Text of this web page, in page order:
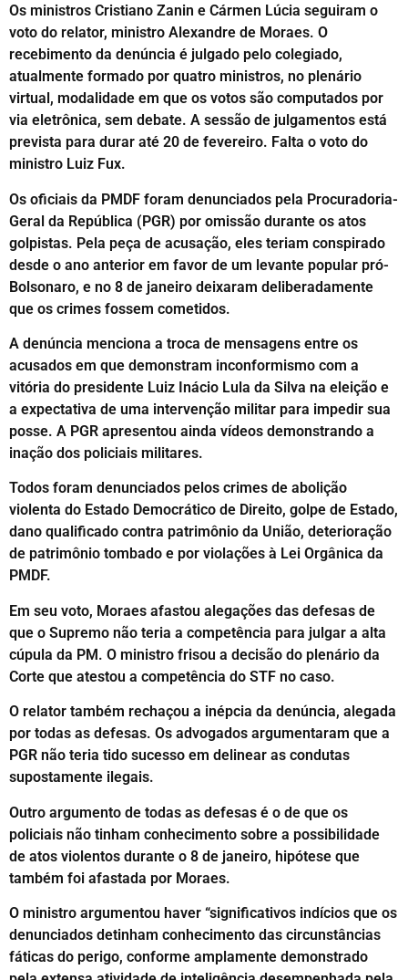
Os ministros Cristiano Zanin e Cármen Lúcia seguiram o
voto do relator, ministro Alexandre de Moraes. O
recebimento da denúncia é julgado pelo colegiado,
atualmente formado por quatro ministros, no plenário
virtual, modalidade em que os votos são computados por
via eletrônica, sem debate. A sessão de julgamentos está
prevista para durar até 20 de fevereiro. Falta o voto do
ministro Luiz Fux.
Os oficiais da PMDF foram denunciados pela Procuradoria-
Geral da República (PGR) por omissão durante os atos
golpistas. Pela peça de acusação, eles teriam conspirado
desde o ano anterior em favor de um levante popular pró-
Bolsonaro, e no 8 de janeiro deixaram deliberadamente
que os crimes fossem cometidos.
A denúncia menciona a troca de mensagens entre os
acusados em que demonstram inconformismo com a
vitória do presidente Luiz Inácio Lula da Silva na eleição e
a expectativa de uma intervenção militar para impedir sua
posse. A PGR apresentou ainda vídeos demonstrando a
inação dos policiais militares.
Todos foram denunciados pelos crimes de abolição
violenta do Estado Democrático de Direito, golpe de Estado,
dano qualificado contra patrimônio da União, deterioração
de patrimônio tombado e por violações à Lei Orgânica da
PMDF.
Em seu voto, Moraes afastou alegações das defesas de
que o Supremo não teria a competência para julgar a alta
cúpula da PM. O ministro frisou a decisão do plenário da
Corte que atestou a competência do STF no caso.
O relator também rechaçou a inépcia da denúncia, alegada
por todas as defesas. Os advogados argumentaram que a
PGR não teria tido sucesso em delinear as condutas
supostamente ilegais.
Outro argumento de todas as defesas é o de que os
policiais não tinham conhecimento sobre a possibilidade
de atos violentos durante o 8 de janeiro, hipótese que
também foi afastada por Moraes.
O ministro argumentou haver “significativos indícios que os
denunciados detinham conhecimento das circunstâncias
fáticas do perigo, conforme amplamente demonstrado